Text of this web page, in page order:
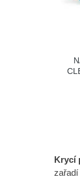
Krycí
zařadí